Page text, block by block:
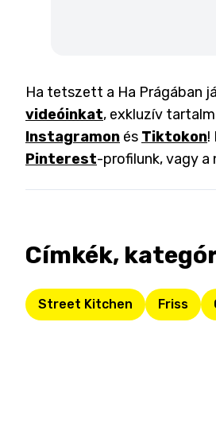
Ha tetszett a Ha Prágában
videóinkat, exkluzív
Instagramon és Tiktokon!
Pinterest-profilunk, vagy a
Címkék,
Street Kitchen Friss